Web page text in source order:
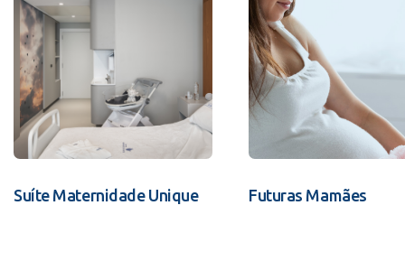
Suíte Maternidade Unique Futuras Mamães